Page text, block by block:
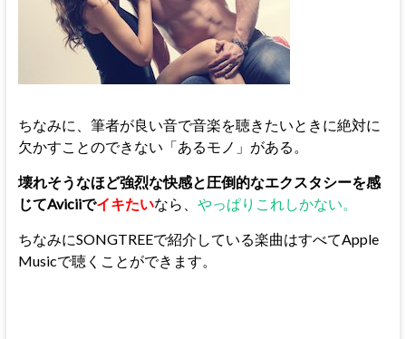
ちなみに、筆者が良い音で音楽を聴きたいときに絶対に
欠かすことのできない「あるモノ」がある。
壊れそうなほど強烈な快感と圧倒的なエクスタシーを感
じてAviciiでイキたいなら、 やっぱりこれしかない。
ちなみにSONGTREEで紹介している楽曲はすべてApple
Musicで聴くことができます。